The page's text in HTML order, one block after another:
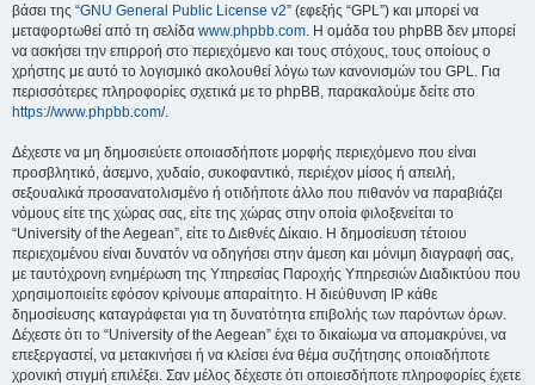
βάσει της “GNU General Public License v2” (εφεξής “GPL”) και μπορεί να
μεταφορτωθεί από τη σελίδα www.phpbb.com. Η ομάδα του phpBB δεν μπορεί
να ασκήσει την επιρροή στο περιεχόμενο και τους στόχους, τους οποίους ο
χρήστης με αυτό το λογισμικό ακολουθεί λόγω των κανονισμών του GPL. Για
περισσότερες πληροφορίες σχετικά με το phpBB, παρακαλούμε δείτε στο
https://www.phpbb.com/.
Δέχεστε να μη δημοσιεύετε οποιασδήποτε μορφής περιεχόμενο που είναι
προσβλητικό, άσεμνο, χυδαίο, συκοφαντικό, περιέχον μίσος ή απειλή,
σεξουαλικά προσανατολισμένο ή οτιδήποτε άλλο που πιθανόν να παραβιάζει
νόμους είτε της χώρας σας, είτε της χώρας στην οποία φιλοξενείται το
“University of the Aegean”, είτε το Διεθνές Δίκαιο. Η δημοσίευση τέτοιου
περιεχομένου είναι δυνατόν να οδηγήσει στην άμεση και μόνιμη διαγραφή σας,
με ταυτόχρονη ενημέρωση της Υπηρεσίας Παροχής Υπηρεσιών Διαδικτύου που
χρησιμοποιείτε εφόσον κρίνουμε απαραίτητο. Η διεύθυνση IP κάθε
δημοσίευσης καταγράφεται για τη δυνατότητα επιβολής των παρόντων όρων.
Δέχεστε ότι το “University of the Aegean” έχει το δικαίωμα να απομακρύνει, να
επεξεργαστεί, να μετακινήσει ή να κλείσει ένα θέμα συζήτησης οποιαδήποτε
χρονική στιγμή επιλέξει. Σαν μέλος δέχεστε ότι οποιεσδήποτε πληροφορίες έχετε